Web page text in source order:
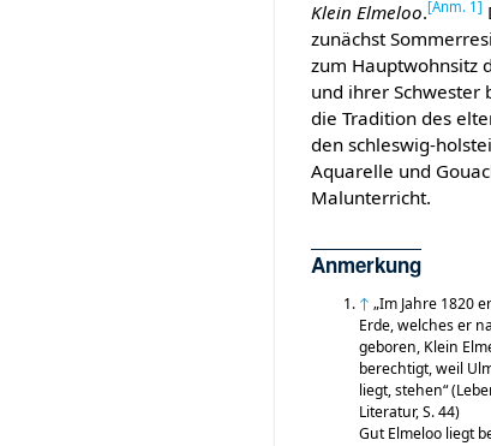
Klein Elmeloo.[Anm. 1]
zunächst
zum Hauptwohnsitz
und ihrer Schwester
die Tradition des
den schleswig-
Aquarelle und
Malunterricht.
Anmerkung
↑ „Im Jahre 1820
Erde, welches er
geboren, Klein
berechtigt, weil
liegt, stehen“
Literatur, S. 44)
Gut Elmeloo liegt